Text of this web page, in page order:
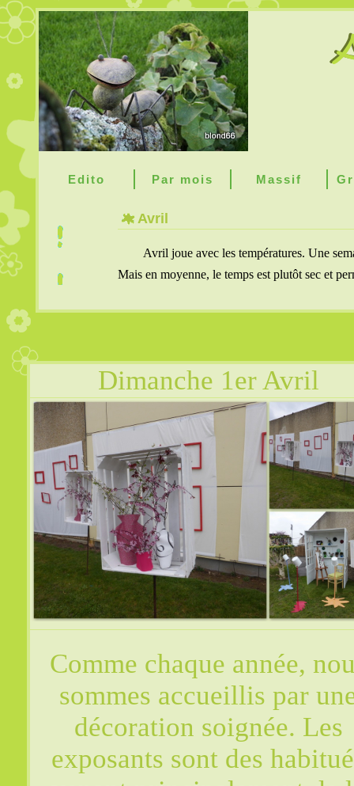
Edito Par mois Massif
Avril
Avril joue avec les températures. Une
Mais en moyenne, le temps est plutôt sec et
Dimanche 1er Avril
Comme chaque année,
sommes accueillis par
décoration soignée. Les
exposants sont des